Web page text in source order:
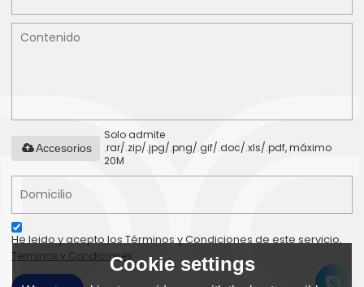
Solo admite
.rar/.zip/.jpg/.png/.gif/.doc/.xls/.pdf, máximo
20M
Accesorios
He leido y acepto los Términos y Condiciones de este servicio,
Términos y CondicionesCookie settings